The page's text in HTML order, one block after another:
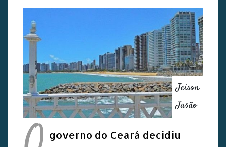
Jeison
Jasão
governo do Ceará decidiu